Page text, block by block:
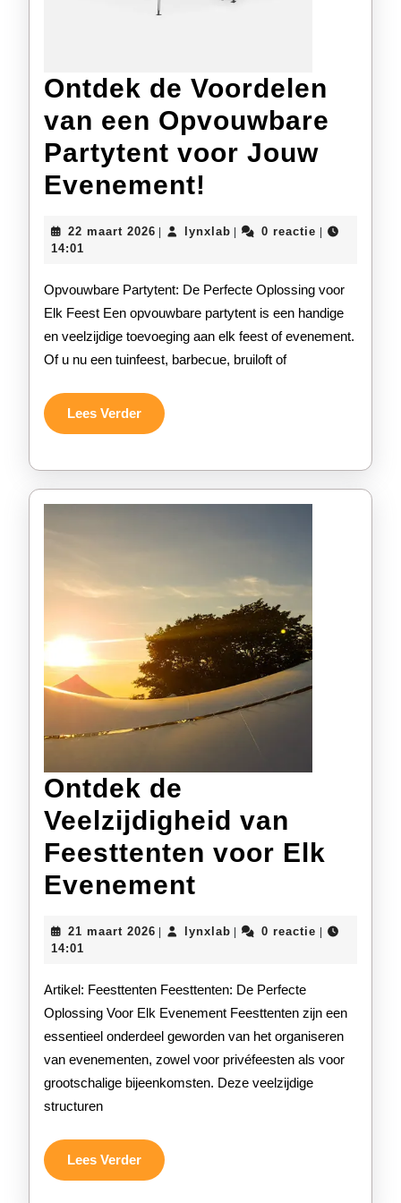
Ontdek de Voordelen
van een Opvouwbare
Partytent voor Jouw
Evenement!
Voordelen
van
een
Opvouwbare
Evenement!
22 maart 2026 22
lynxlablynxlab0 reactie
14:01
Opvouwbare Partytent: De Perfecte Oplossing voor
Elk Feest Een opvouwbare partytent is een handige
en veelzijdige toevoeging aan elk feest of evenement.
Of u nu een tuinfeest, barbecue, bruiloft of
Lees VerderLees
Verder
Ontdek de
Veelzijdigheid van
Feesttenten voor Elk
Evenement
Veelzijdigheid
van
Feesttenten
voor
Elk
21 maart 2026 21
lynxlablynxlab0 reactie
14:01
Artikel: Feesttenten Feesttenten: De Perfecte
Oplossing Voor Elk Evenement Feesttenten zijn een
essentieel onderdeel geworden van het organiseren
van evenementen, zowel voor privéfeesten als voor
grootschalige bijeenkomsten. Deze veelzijdige
structuren
Lees VerderLees
Verder